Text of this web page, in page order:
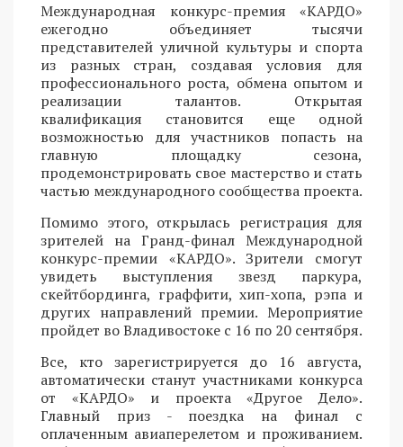
Международная конкурс-премия «КАРДО»
ежегодно объединяет тысячи
представителей уличной культуры и спорта
из разных стран, создавая условия для
профессионального роста, обмена опытом и
реализации талантов. Открытая
квалификация становится еще одной
возможностью для участников попасть на
главную площадку сезона,
продемонстрировать свое мастерство и стать
частью международного сообщества проекта.
Помимо этого, открылась регистрация для
зрителей на Гранд-финал Международной
конкурс-премии «КАРДО». Зрители смогут
увидеть выступления звезд паркура,
скейтбординга, граффити, хип-хопа, рэпа и
других направлений премии. Мероприятие
пройдет во Владивостоке с 16 по 20 сентября.
Все, кто зарегистрируется до 16 августа,
автоматически станут участниками конкурса
от «КАРДО» и проекта «Другое Дело».
Главный приз - поездка на финал с
оплаченным авиаперелетом и проживанием.